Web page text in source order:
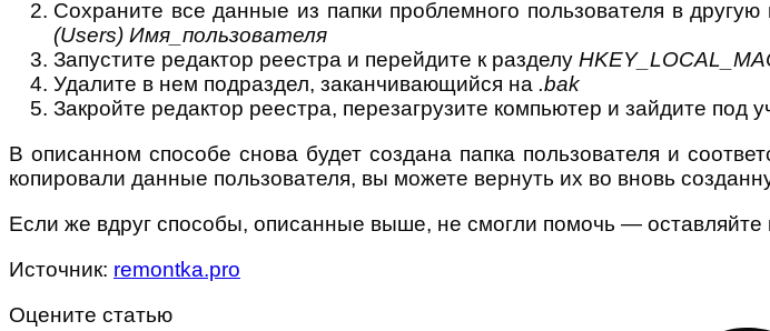
Сохраните все данные из папки проблемного пользователя в
(Users) Имя_пользователя
Запустите редактор реестра и перейдите к разделу
Удалите в нем подраздел, заканчивающийся на .bak
Закройте редактор реестра, перезагрузите компьютер и зайдите под
В описанном способе снова будет создана папка пользователя и
копировали данные пользователя, вы можете вернуть их во вновь
Если же вдруг способы, описанные выше, не смогли помочь —
Источник: remontka.pro
Оцените статью